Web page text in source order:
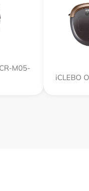
M05-
iCLEBO